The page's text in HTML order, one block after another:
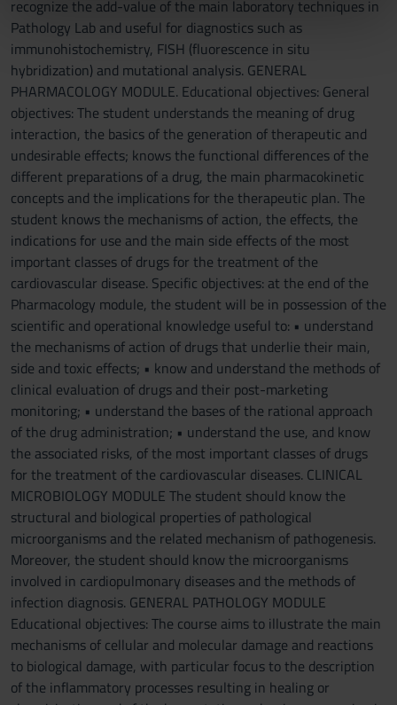
nostri partner che si occupano di analisi dei dati web,
pubblicità e social media, i quali potrebbero combinarle
con altre informazioni che hai fornito loro o che hanno
raccolto dal tuo utilizzo dei loro servizi.
recognize the add-value of the main laboratory techniques in
Pathology Lab and useful for diagnostics such as
immunohistochemistry, FISH (fluorescence in situ
hybridization) and mutational analysis. GENERAL
PHARMACOLOGY MODULE. Educational objectives: General
objectives: The student understands the meaning of drug
interaction, the basics of the generation of therapeutic and
undesirable effects; knows the functional differences of the
different preparations of a drug, the main pharmacokinetic
concepts and the implications for the therapeutic plan. The
student knows the mechanisms of action, the effects, the
indications for use and the main side effects of the most
important classes of drugs for the treatment of the
cardiovascular disease. Specific objectives: at the end of the
Pharmacology module, the student will be in possession of the
scientific and operational knowledge useful to: • understand
the mechanisms of action of drugs that underlie their main,
side and toxic effects; • know and understand the methods of
clinical evaluation of drugs and their post-marketing
monitoring; • understand the bases of the rational approach
of the drug administration; • understand the use, and know
the associated risks, of the most important classes of drugs
for the treatment of the cardiovascular diseases. CLINICAL
MICROBIOLOGY MODULE The student should know the
structural and biological properties of pathological
microorganisms and the related mechanism of pathogenesis.
Moreover, the student should know the microorganisms
involved in cardiopulmonary diseases and the methods of
infection diagnosis. GENERAL PATHOLOGY MODULE
Educational objectives: The course aims to illustrate the main
mechanisms of cellular and molecular damage and reactions
to biological damage, with particular focus to the description
of the inflammatory processes resulting in healing or